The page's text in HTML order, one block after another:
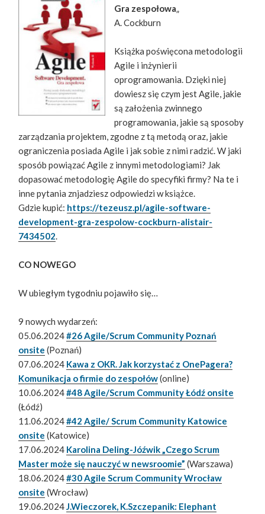
Gra zespołowa
A. Cockburn
Książka poświęcona metodologii
Agile i inżynierii
oprogramowania. Dzięki niej
dowiesz się czym jest Agile, jakie
są założenia zwinnego
programowania, jakie są sposoby
zarządzania projektem, zgodne z tą metodą oraz, jakie
ograniczenia posiada Agile i jak sobie z nimi radzić. W jaki
sposób powiązać Agile z innymi metodologiami? Jak
dopasować metodologię Agile do specyfiki firmy? Na te i
inne pytania znjadziesz odpowiedzi w książce.
Gdzie kupić: https://tezeusz.pl/agile-software-
development-gra-zespolow-cockburn-alistair-
7434502
CO NOWEGO
W ubiegłym tygodniu pojawiło się…
9 nowych wydarzeń:
05.06.2024#26 Agile/Scrum Community Poznań
onsite (Poznań)
07.06.2024 Kawa z OKR. Jak korzystać z OnePagera?
Komunikacja o firmie do zespołów(online)
10.06.2024#48 Agile/Scrum Community Łódź onsite
(Łódź)
11.06.2024#42 Agile/ Scrum Community Katowice
onsite (Katowice)
17.06.2024 Karolina Deling-Jóźwik „Czego Scrum
Master może się nauczyć w newsroomie” (Warszawa)
18.06.2024#30 Agile Scrum Community Wrocław
onsite (Wrocław)
19.06.2024 J.Wieczorek, K.Szczepanik: Elephant